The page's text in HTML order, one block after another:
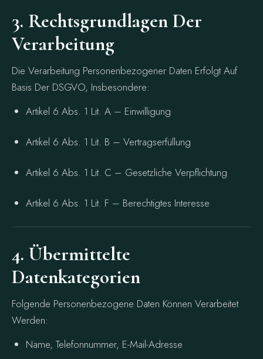
3. Rechtsgrundlagen Der
Verarbeitung
Die Verarbeitung Personenbezogener Daten Erfolgt Auf
Basis Der DSGVO, Insbesondere:
Artikel 6 Abs. 1 Lit. A – Einwilligung
Artikel 6 Abs. 1 Lit. B – Vertragserfüllung
Artikel 6 Abs. 1 Lit. C – Gesetzliche Verpflichtung
Artikel 6 Abs. 1 Lit. F – Berechtigtes Interesse
4. Übermittelte
Datenkategorien
Folgende Personenbezogene Daten Können Verarbeitet
Werden:
Name, Telefonnummer, E-Mail-Adresse